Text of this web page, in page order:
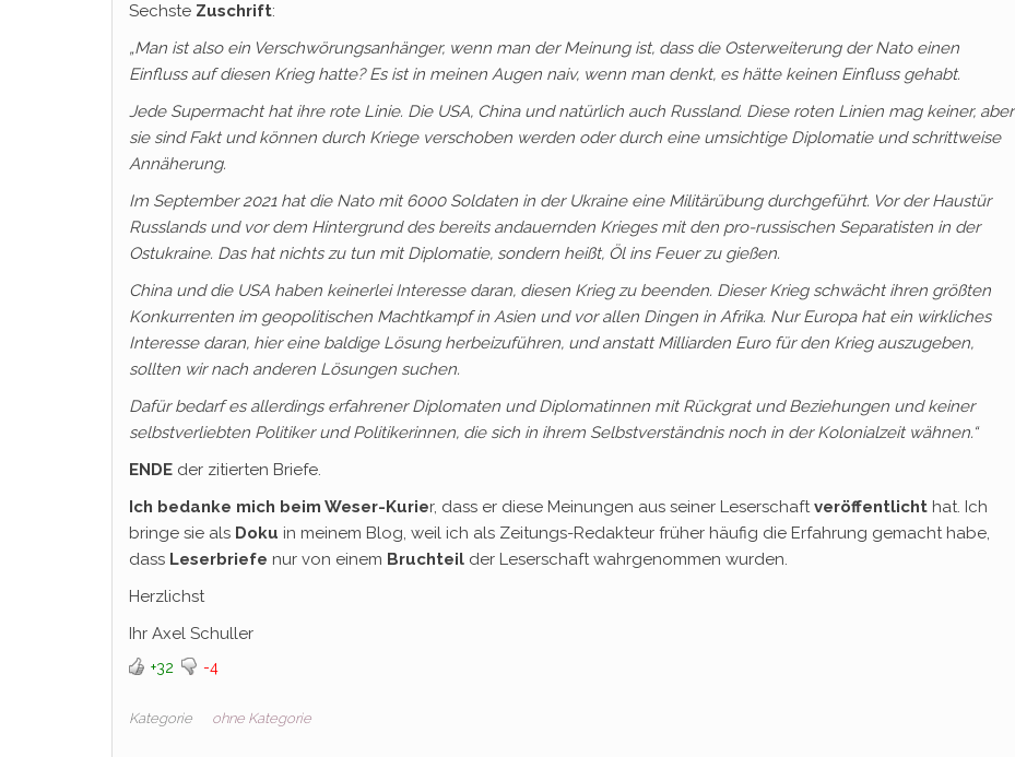
Sechste Zuschrift:
„Man ist also ein Verschwörungsanhänger, wenn man der Meinung ist, dass die Osterweiterung der Nato einen
Einfluss auf diesen Krieg hatte? Es ist in meinen Augen naiv, wenn man denkt, es hätte keinen Einfluss gehabt.
Jede Supermacht hat ihre rote Linie. Die USA, China und natürlich auch Russland. Diese roten Linien mag keiner, aber
sie sind Fakt und können durch Kriege verschoben werden oder durch eine umsichtige Diplomatie und schrittweise
Annäherung.
Im September 2021 hat die Nato mit 6000 Soldaten in der Ukraine eine Militärübung durchgeführt. Vor der Haustür
Russlands und vor dem Hintergrund des bereits andauernden Krieges mit den pro-russischen Separatisten in der
Ostukraine. Das hat nichts zu tun mit Diplomatie, sondern heißt, Öl ins Feuer zu gießen.
China und die USA haben keinerlei Interesse daran, diesen Krieg zu beenden. Dieser Krieg schwächt ihren größten
Konkurrenten im geopolitischen Machtkampf in Asien und vor allen Dingen in Afrika. Nur Europa hat ein wirkliches
Interesse daran, hier eine baldige Lösung herbeizuführen, und anstatt Milliarden Euro für den Krieg auszugeben,
sollten wir nach anderen Lösungen suchen.
Dafür bedarf es allerdings erfahrener Diplomaten und Diplomatinnen mit Rückgrat und Beziehungen und keiner
selbstverliebten Politiker und Politikerinnen, die sich in ihrem Selbstverständnis noch in der Kolonialzeit wähnen.“
ENDE der zitierten Briefe.
Ich bedanke mich beim Weser-Kurier, dass er diese Meinungen aus seiner Leserschaftveröffentlicht hat. Ich
bringe sie als Doku in meinem Blog, weil ich als Zeitungs-Redakteur früher häufig die Erfahrung gemacht habe,
dass Leserbriefe nur von einem Bruchteil der Leserschaft wahrgenommen wurden.
Herzlichst
Ihr Axel Schuller
+32 -4
Kategorie ohne Kategorie